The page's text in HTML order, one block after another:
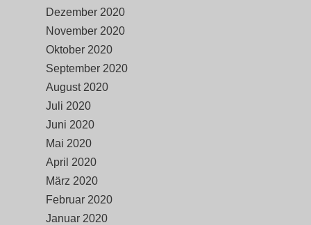
Dezember 2020
November 2020
Oktober 2020
September 2020
August 2020
Juli 2020
Juni 2020
Mai 2020
April 2020
März 2020
Februar 2020
Januar 2020